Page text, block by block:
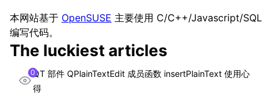
本网站基于 OpenSUSE 主要使用 C/C++/Javascript/SQL
编写代码。
The luckiest articles
0QT 部件 QPlainTextEdit 成员函数 insertPlainText 使用心
得